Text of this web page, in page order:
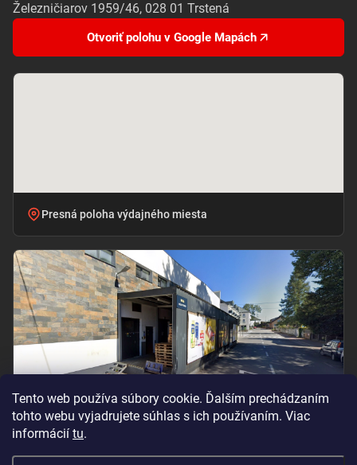
Tento web používa súbory cookie. Ďalším prechádzaním
tohto webu vyjadrujete súhlas s ich používaním. Viac
informácií tu.
Železničiarov 1959/46, 028 01 Trstená
Otvoriť polohu v Google Mapách
Presná poloha výdajného miesta
Vchod pri označení „BILLA – PRÍJEM TOVARU“